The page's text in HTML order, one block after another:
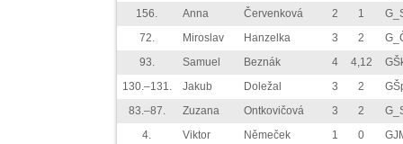
156.
Anna Červenková 2 1
72.
Miroslav Hanzelka 3 2
93.
Samuel Beznák 4 4,12
130.–131.
Jakub Doležal 3 2
83.–87.
Zuzana Ontkovičová 3 2
4.
Viktor Němeček 1 0